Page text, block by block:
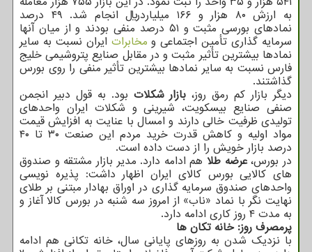
به ارزش ۸۰ هزار و ۱۶۶ میلیاردریال انجام شد. ۴۹ درصد
نمادهای بورسی مثبت و ۵۱ درصد منفی بودند و از میان آنها
سرمایه گذاری تأمین اجتماعی و مخابرات ایران نسبت به سایر
نمادها بیشترین تأثیر مثبت و در مقابل صنایع پتروشیمی خلیج
فارس نسبت به سایر نمادها بیشترین تأثیر منفی را روی بورس
گذاشتند.
دیگر بازار کم رمق روز، بازار شکلات بود. به قول دبیر انجمن
صنفی صنایع بیسکویت، شیرینی و شکلات ایران واحدهای
تولیدی ظرفیت خالی دارند و امسال با عنایت به افزایش قیمت
مواد اولیه و کاهش قدرت خرید مردم این صنعت ۳۰ تا ۴۰
درصد بازار خویش را از دست داده است.
در بورس،عرضه طلا هم ادامه دارد. مدیر بازار مشتقه و صندوق
های کالایی بورس کالای ایران اظهار داشت: پذیره نویسی
واحدهای صندوق سرمایه گذاری در اوراق بهادار مبتنی بر طلای
نهایت نگر با نماد «ناب» از امروز سه شنبه در بورس کالا آغاز و
به مدت ۴ روز کاری ادامه دارد.
پرمصرف روز: خانه تکان ها
با نزدیک شدن به روزهای پایانی سال، خانه تکانی هم ادامه